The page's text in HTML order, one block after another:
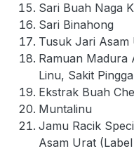
Sari Buah Naga
Sari Binahong
Tusuk Jari Asam
Ramuan Madura
Linu, Sakit
Ekstrak Buah
Muntalinu
Jamu Racik
Asam Urat